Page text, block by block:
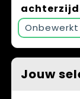
Onbewerkt
Jouw